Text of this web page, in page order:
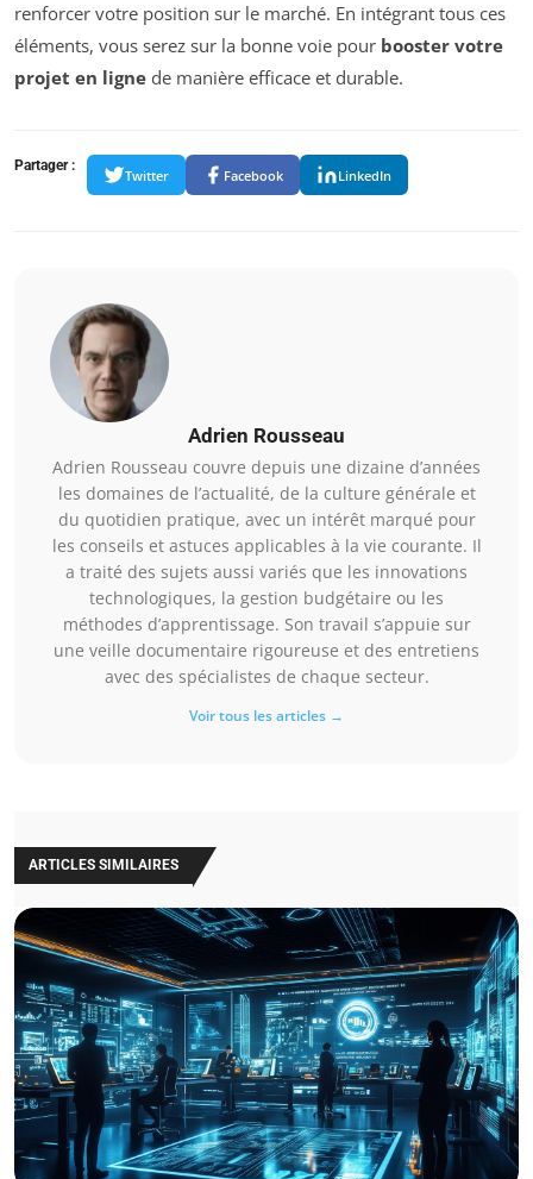
renforcer votre position sur le marché. En intégrant tous ces
éléments, vous serez sur la bonne voie pour booster votre
projet en ligne de manière efficace et durable.
Partager :
Twitter Facebook LinkedIn
Adrien Rousseau
Adrien Rousseau couvre depuis une dizaine d’années
les domaines de l’actualité, de la culture générale et
du quotidien pratique, avec un intérêt marqué pour
les conseils et astuces applicables à la vie courante. Il
a traité des sujets aussi variés que les innovations
technologiques, la gestion budgétaire ou les
méthodes d’apprentissage. Son travail s’appuie sur
une veille documentaire rigoureuse et des entretiens
avec des spécialistes de chaque secteur.
Voir tous les articles →
ARTICLES SIMILAIRES